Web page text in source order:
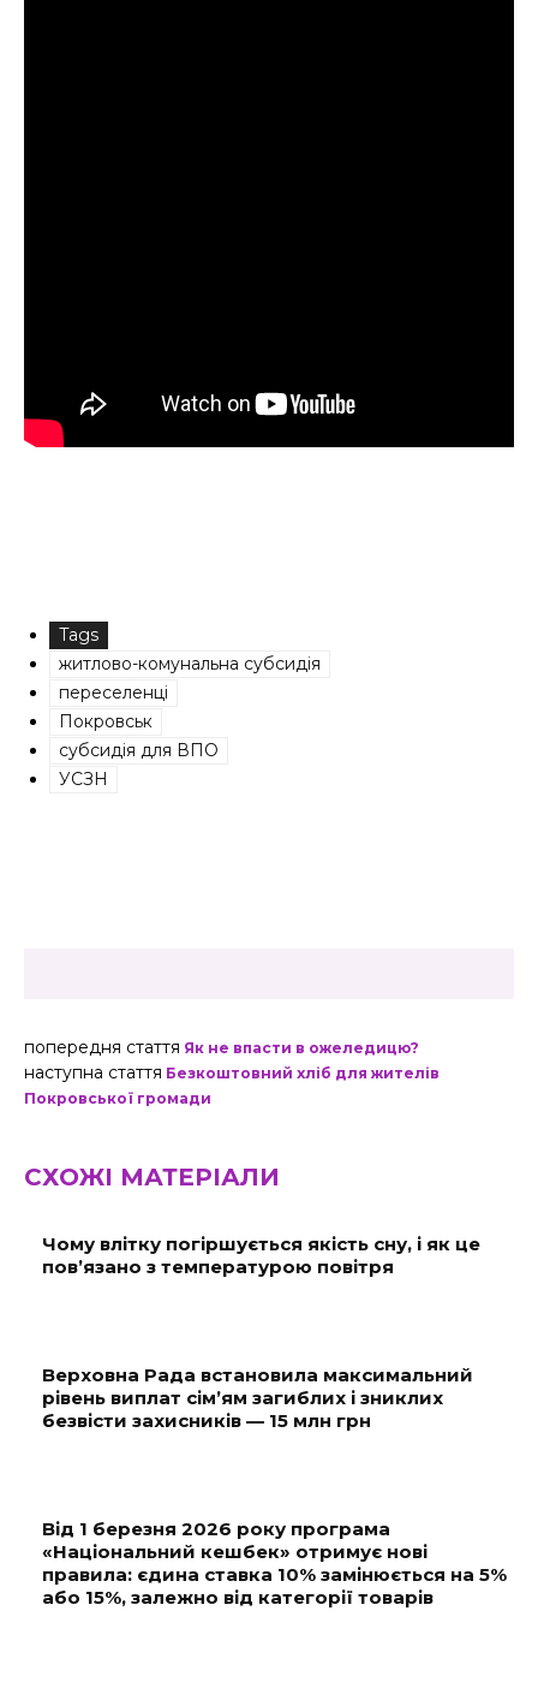
Tags
житлово-комунальна субсидія
переселенці
Покровськ
субсидія для ВПО
УСЗН
попередня стаття Як не впасти в ожеледицю?
наступна стаття Безкоштовний хліб для жителів
Покровської громади
СХОЖІ МАТЕРІАЛИ
Чому влітку погіршується якість сну, і як це
пов’язано з температурою повітря
Верховна Рада встановила максимальний
рівень виплат сім’ям загиблих і зниклих
безвісти захисників — 15 млн грн
Від 1 березня 2026 року програма
«Національний кешбек» отримує нові
правила: єдина ставка 10% замінюється на 5%
або 15%, залежно від категорії товарів